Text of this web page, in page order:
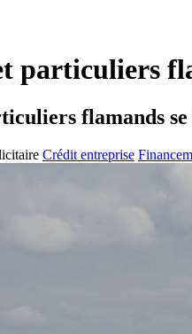
particuliers
flamands
Crédit entreprise